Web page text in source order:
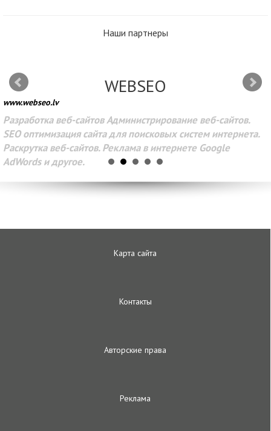
Наши партнеры
WEBSEO
www.webseo.lv
Разработка веб-сайтов Администрирование веб-сайтов.
SEO оптимизация сайта для поисковых систем интернета.
Раскрутка веб-сайтов. Реклама в интернете Google
AdWords и другое.
Карта сайта
Контакты
Авторские права
Реклама